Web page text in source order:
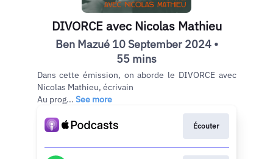
DIVORCE avec Nicolas Mathieu
Ben Mazué 10 September 2024 •
55 mins
Dans cette émission, on aborde le DIVORCE avec
Nicolas Mathieu, écrivain
Au prog... See more
Écouter